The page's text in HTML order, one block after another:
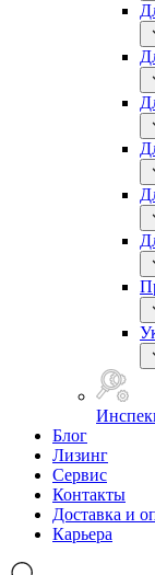
Блог
Лизинг
Сервис
Контакты
Доставка и
Карьера